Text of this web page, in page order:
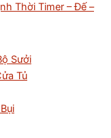
Thời Timer – Đế –
Sưởi
Tủ